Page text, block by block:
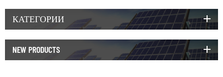
КАТЕГОРИИ
NEW PRODUCTS